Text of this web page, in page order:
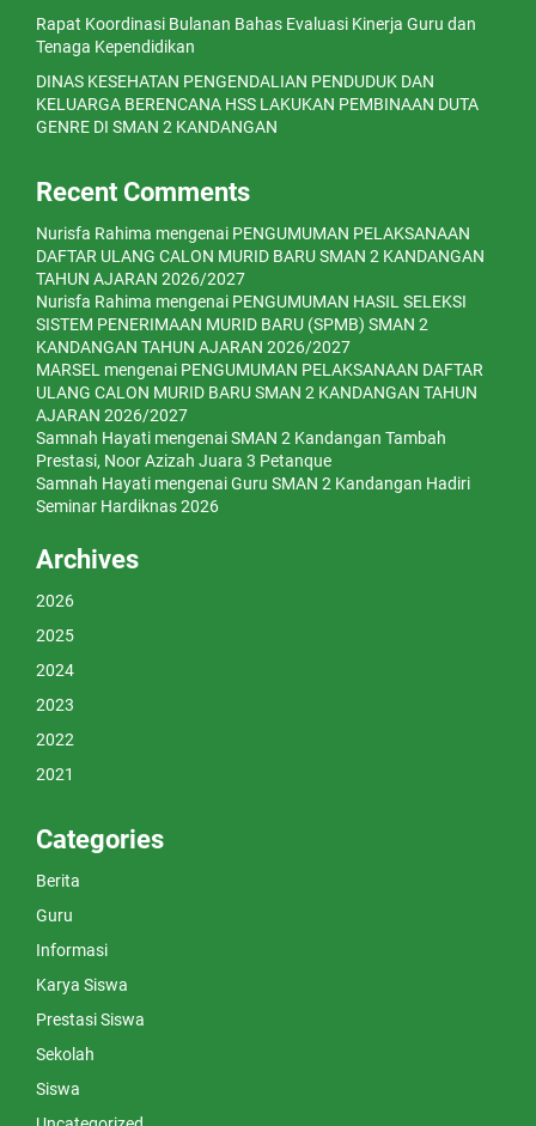
Rapat Koordinasi Bulanan Bahas Evaluasi Kinerja Guru dan
Tenaga Kependidikan
DINAS KESEHATAN PENGENDALIAN PENDUDUK DAN
KELUARGA BERENCANA HSS LAKUKAN PEMBINAAN DUTA
GENRE DI SMAN 2 KANDANGAN
Recent Comments
Nurisfa Rahima mengenai PENGUMUMAN PELAKSANAAN
DAFTAR ULANG CALON MURID BARU SMAN 2 KANDANGAN
TAHUN AJARAN 2026/2027
Nurisfa Rahima mengenai PENGUMUMAN HASIL SELEKSI
SISTEM PENERIMAAN MURID BARU (SPMB) SMAN 2
KANDANGAN TAHUN AJARAN 2026/2027
MARSEL mengenai PENGUMUMAN PELAKSANAAN DAFTAR
ULANG CALON MURID BARU SMAN 2 KANDANGAN TAHUN
AJARAN 2026/2027
Samnah Hayati mengenaiSMAN 2 Kandangan Tambah
Prestasi, Noor Azizah Juara 3 Petanque
Samnah Hayati mengenaiGuru SMAN 2 Kandangan Hadiri
Seminar Hardiknas 2026
Archives
2026
2025
2024
2023
2022
2021
Categories
Berita
Guru
Informasi
Karya Siswa
Prestasi Siswa
Sekolah
Siswa